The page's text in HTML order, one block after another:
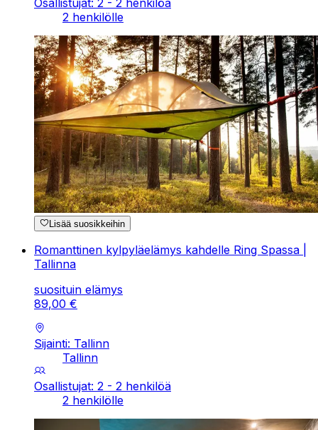
Osallistujat: 2 - 2 henkilöä
2 henkilölle
Lisää suosikkeihin
Romanttinen kylpyläelämys kahdelle Ring Spassa |
Tallinna
suosituin elämys
89,00 €
Sijainti: Tallinn
Tallinn
Osallistujat: 2 - 2 henkilöä
2 henkilölle